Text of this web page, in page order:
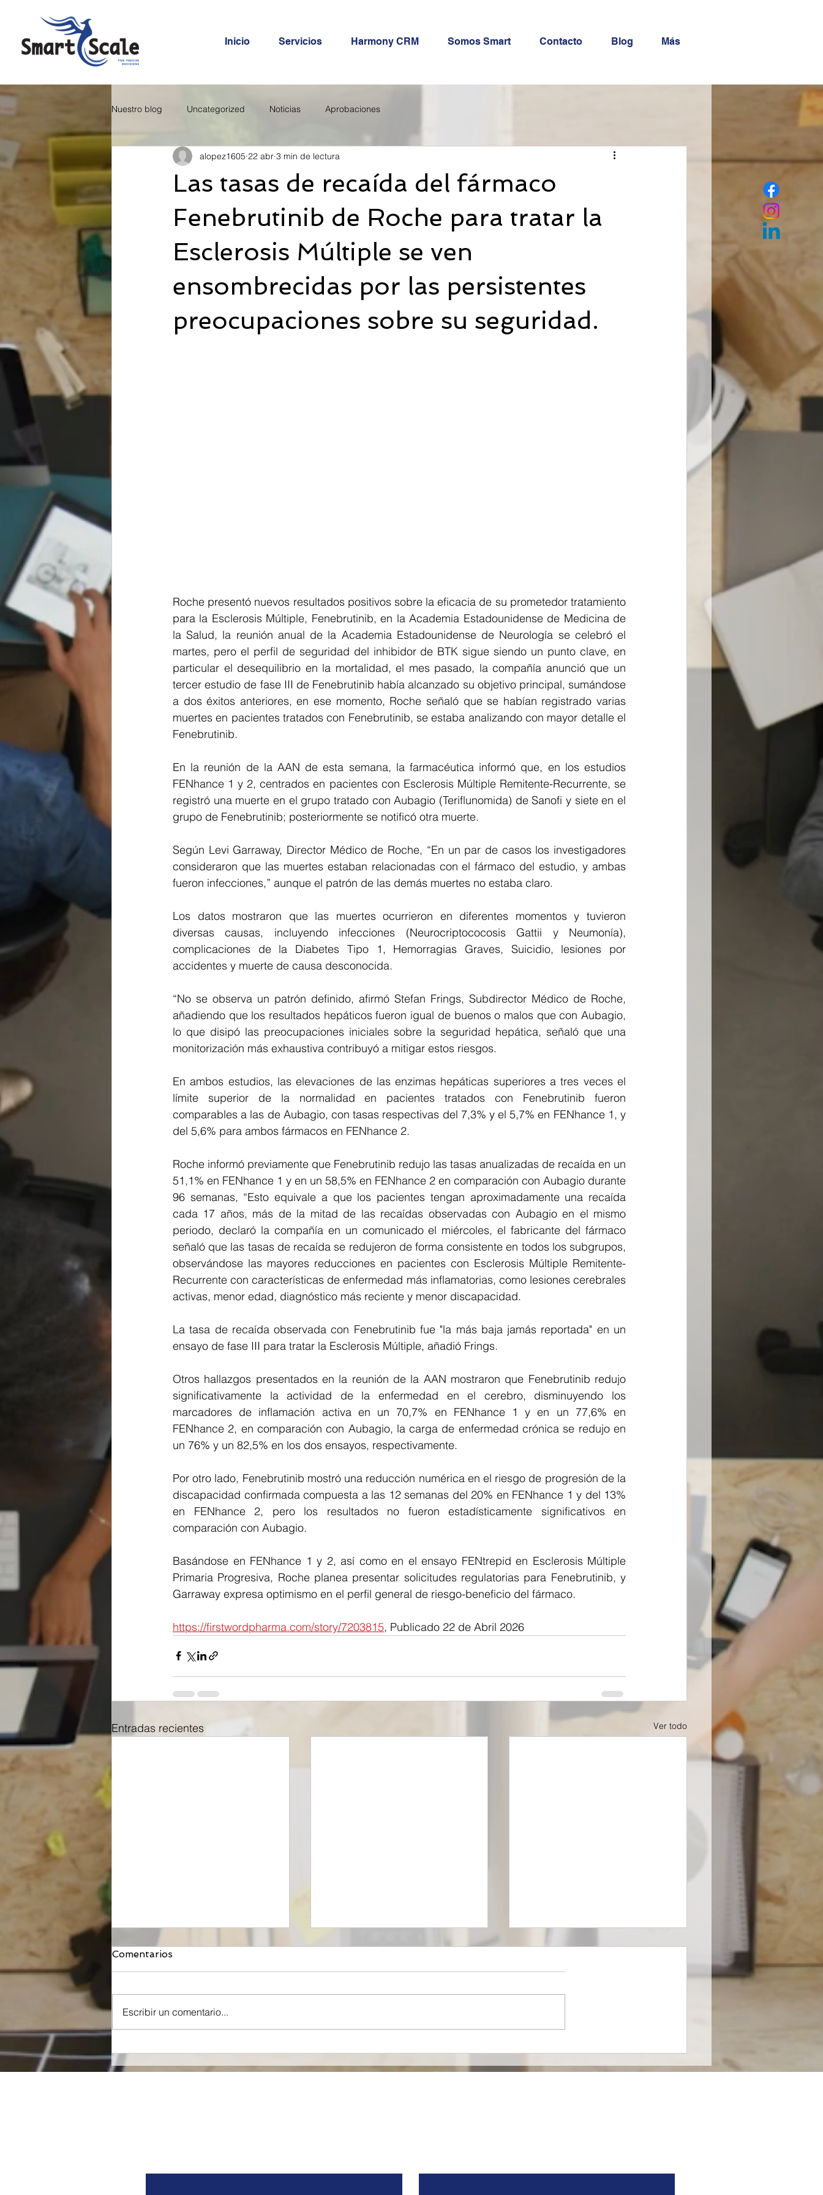
Inicio Servicios Harmony CRM Somos Smart Contacto Blog Más
Nuestro blog Uncategorized Noticias Aprobaciones
Las tasas de recaída del fármaco
Fenebrutinib de Roche para tratar la
Esclerosis Múltiple se ven
ensombrecidas por las persistentes
preocupaciones sobre su seguridad.
alopez1605 22 abr 3 min de lectura
Roche presentó nuevos resultados positivos sobre la eficacia de su prometedor tratamiento
para la Esclerosis Múltiple, Fenebrutinib, en la Academia Estadounidense de Medicina de
la Salud, la reunión anual de la Academia Estadounidense de Neurología se celebró el
martes, pero el perfil de seguridad del inhibidor de BTK sigue siendo un punto clave, en
particular el desequilibrio en la mortalidad, el mes pasado, la compañía anunció que un
tercer estudio de fase III de Fenebrutinib había alcanzado su objetivo principal, sumándose
a dos éxitos anteriores, en ese momento, Roche señaló que se habían registrado varias
muertes en pacientes tratados con Fenebrutinib, se estaba analizando con mayor detalle el
Fenebrutinib.
En la reunión de la AAN de esta semana, la farmacéutica informó que, en los estudios
FENhance 1 y 2, centrados en pacientes con Esclerosis Múltiple Remitente-Recurrente, se
registró una muerte en el grupo tratado con Aubagio (Teriflunomida) de Sanofi y siete en el
grupo de Fenebrutinib; posteriormente se notificó otra muerte.
Según Levi Garraway, Director Médico de Roche, “En un par de casos los investigadores
consideraron que las muertes estaban relacionadas con el fármaco del estudio, y ambas
fueron infecciones,” aunque el patrón de las demás muertes no estaba claro.
Los datos mostraron que las muertes ocurrieron en diferentes momentos y tuvieron
diversas causas, incluyendo infecciones (Neurocriptococosis Gattii y Neumonía),
complicaciones de la Diabetes Tipo 1, Hemorragias Graves, Suicidio, lesiones por
accidentes y muerte de causa desconocida.
“No se observa un patrón definido, afirmó Stefan Frings, Subdirector Médico de Roche,
añadiendo que los resultados hepáticos fueron igual de buenos o malos que con Aubagio,
lo que disipó las preocupaciones iniciales sobre la seguridad hepática, señaló que una
monitorización más exhaustiva contribuyó a mitigar estos riesgos.
En ambos estudios, las elevaciones de las enzimas hepáticas superiores a tres veces el
límite superior de la normalidad en pacientes tratados con Fenebrutinib fueron
comparables a las de Aubagio, con tasas respectivas del 7,3% y el 5,7% en FENhance 1, y
del 5,6% para ambos fármacos en FENhance 2.
Roche informó previamente que Fenebrutinib redujo las tasas anualizadas de recaída en un
51,1% en FENhance 1 y en un 58,5% en FENhance 2 en comparación con Aubagio durante
96 semanas, “Esto equivale a que los pacientes tengan aproximadamente una recaída
cada 17 años, más de la mitad de las recaídas observadas con Aubagio en el mismo
periodo, declaró la compañía en un comunicado el miércoles, el fabricante del fármaco
señaló que las tasas de recaída se redujeron de forma consistente en todos los subgrupos,
observándose las mayores reducciones en pacientes con Esclerosis Múltiple Remitente-
Recurrente con características de enfermedad más inflamatorias, como lesiones cerebrales
activas, menor edad, diagnóstico más reciente y menor discapacidad.
La tasa de recaída observada con Fenebrutinib fue "la más baja jamás reportada" en un
ensayo de fase III para tratar la Esclerosis Múltiple, añadió Frings.
Otros hallazgos presentados en la reunión de la AAN mostraron que Fenebrutinib redujo
significativamente la actividad de la enfermedad en el cerebro, disminuyendo los
marcadores de inflamación activa en un 70,7% en FENhance 1 y en un 77,6% en
FENhance 2, en comparación con Aubagio, la carga de enfermedad crónica se redujo en
un 76% y un 82,5% en los dos ensayos, respectivamente.
Por otro lado, Fenebrutinib mostró una reducción numérica en el riesgo de progresión de la
discapacidad confirmada compuesta a las 12 semanas del 20% en FENhance 1 y del 13%
en FENhance 2, pero los resultados no fueron estadísticamente significativos en
comparación con Aubagio.
Basándose en FENhance 1 y 2, así como en el ensayo FENtrepid en Esclerosis Múltiple
Primaria Progresiva, Roche planea presentar solicitudes regulatorias para Fenebrutinib, y
Garraway expresa optimismo en el perfil general de riesgo-beneficio del fármaco.
https://firstwordpharma.com/story/7203815, Publicado 22 de Abril 2026
Entradas recientes Ver todo
Orexina, recibe la
inyección de $46 Millones
especializada en México en
Comentarios
Escribir un comentario...